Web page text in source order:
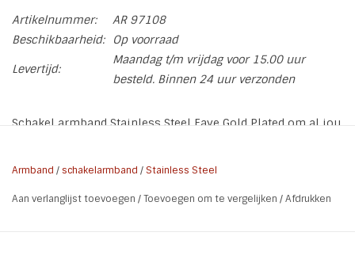
Artikelnummer:
AR 97108
Beschikbaarheid:
Op voorraad
Levertijd:
Maandag t/m vrijdag voor 15.00 uur
besteld. Binnen 24 uur verzonden
Schakel armband Stainless Steel Faye Gold Plated om al jou
andere arm candy. Stainless Steel ook wel bekend als rvs of
Armband /schakelarmband / Stainless Steel
Aan verlanglijst toevoegen /Toevoegen om te vergelijken /Afdrukken